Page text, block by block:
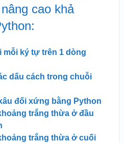
cao khả
mỗi ký tự trên 1 dòng
dấu cách trong chuỗi
đối xứng bằng Python
trắng thừa ở đầu
trắng thừa ở cuối